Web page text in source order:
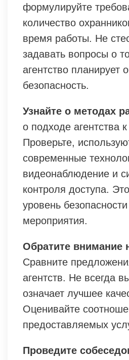
формулируйте
количество
время работы. Не
задавать вопросы о
агентство планирует
безопасность.
Узнайте о методах
о подходе агентства
Проверьте,
современные
видеонаблюдение и
контроля доступа.
уровень
мероприятия.
Обратите внимание
Сравните
агентств. Не всегда
означает лучшее
Оценивайте
предоставляемых
Проведите